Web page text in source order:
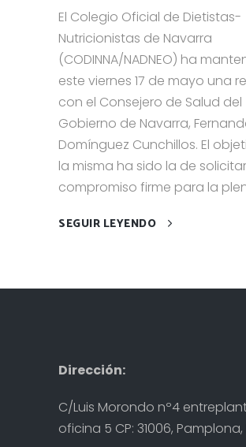
El Colegio Oficial de Dietistas-
Nutricionistas de Navarra
(CODINNA/NADNEO) ha
este viernes 17 de mayo una
con el Consejero de Salud del
Gobierno de Navarra,
Domínguez Cunchillos. El
la misma ha sido la de
compromiso firme para la
SEGUIR LEYENDO
Dirección:
C/Luis Morondo nº4
oficina 5 CP: 31006,